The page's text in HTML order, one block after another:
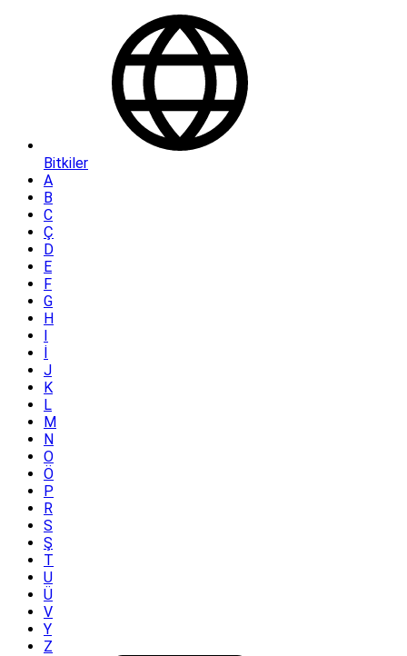
Bitkiler
A
B
C
Ç
D
E
F
G
H
I
İ
J
K
L
M
N
O
Ö
P
R
S
Ş
T
U
Ü
V
Y
Z